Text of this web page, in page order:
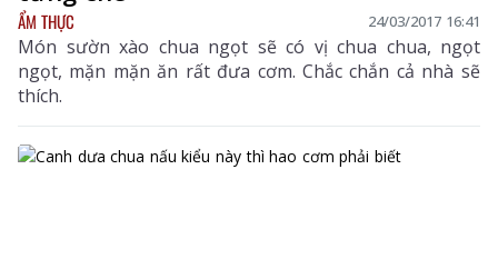
ẨM THỰC 24/03/2017 16:41
Món sườn xào chua ngọt sẽ có vị chua chua, ngọt
ngọt, mặn mặn ăn rất đưa cơm. Chắc chắn cả nhà sẽ
thích.